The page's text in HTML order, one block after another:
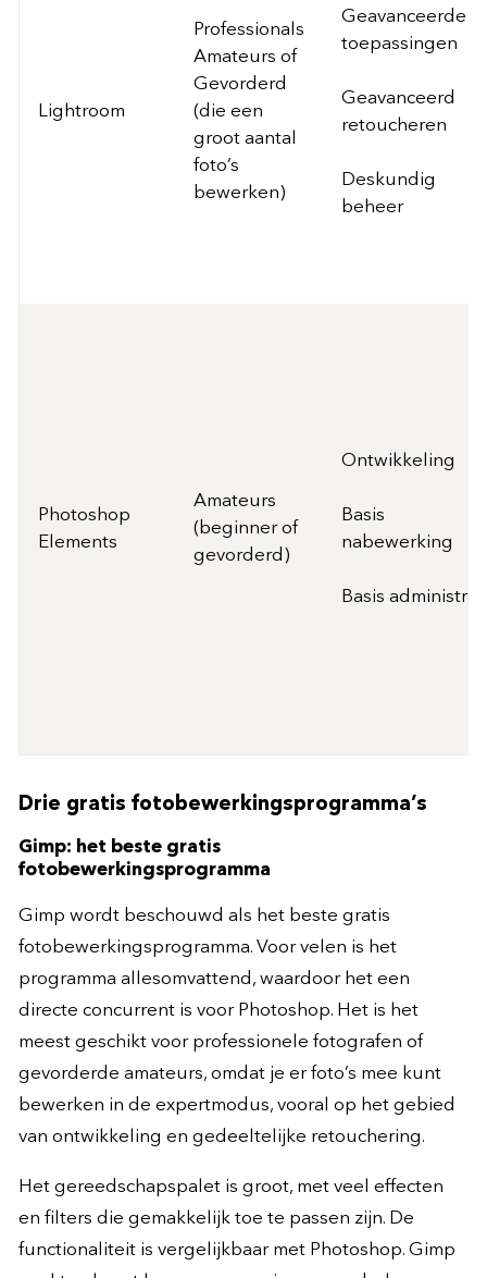
Lightroom
Professionals
Amateurs of
Gevorderd
(die een
groot aantal
foto’s
bewerken)
Geavanceerde
toepassingen
Geavanceerd
retoucheren
Deskundig
beheer
Photoshop
Elements
Amateurs
(beginner of
gevorderd)
Ontwikkeling
Basis
nabewerking
Basis
Drie gratis fotobewerkingsprogramma’s
Gimp: het beste gratis
fotobewerkingsprogramma
Gimp wordt beschouwd als het beste gratis
fotobewerkingsprogramma. Voor velen is het
programma allesomvattend, waardoor het een
directe concurrent is voor Photoshop. Het is het
meest geschikt voor professionele fotografen of
gevorderde amateurs, omdat je er foto’s mee kunt
bewerken in de expertmodus, vooral op het gebied
van ontwikkeling en gedeeltelijke retouchering.
Het gereedschapspalet is groot, met veel effecten
en filters die gemakkelijk toe te passen zijn. De
functionaliteit is vergelijkbaar met Photoshop. Gimp